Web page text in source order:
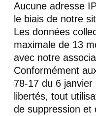
Aucune adresse
le biais de notre
Les données
maximale de 13
avec notre
Conformément
78-17 du 6 janvier
libertés, tout
de suppression et